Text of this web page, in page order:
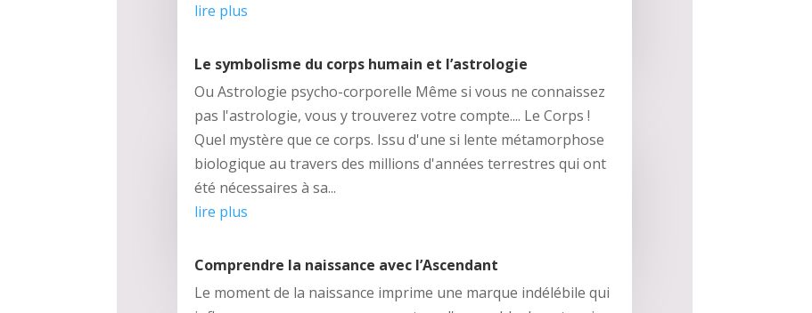
lire plus
Le symbolisme du corps humain et l’astrologie
Ou Astrologie psycho-corporelle Même si vous ne connaissez
pas l'astrologie, vous y trouverez votre compte.... Le Corps !
Quel mystère que ce corps. Issu d'une si lente métamorphose
biologique au travers des millions d'années terrestres qui ont
été nécessaires à sa...
lire plus
Comprendre la naissance avec l’Ascendant
Le moment de la naissance imprime une marque indélébile qui